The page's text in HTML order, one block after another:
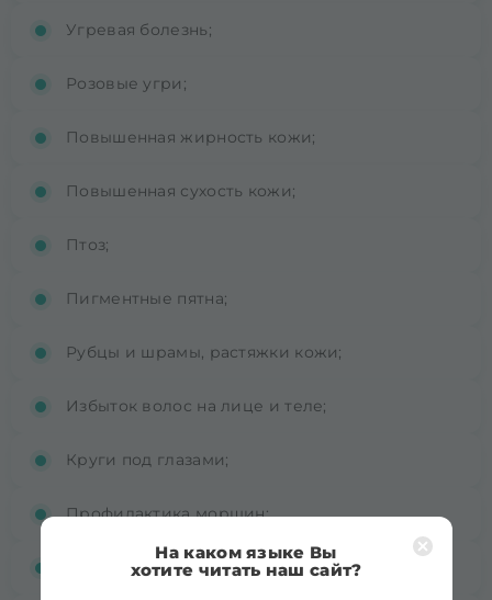
Угревая болезнь;
Розовые угри;
Повышенная жирность кожи;
Повышенная сухость кожи;
Птоз;
Пигментные пятна;
Рубцы и шрамы, растяжки кожи;
Избыток волос на лице и теле;
Круги под глазами;
Профилактика морщин;
Изменение овала лица;
На каком языке Вы
хотите читать наш сайт?